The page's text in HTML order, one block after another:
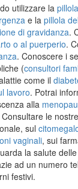
utilizzare la
e la pillola
di gravidanza.
o al puerperio.
. Conoscere i
(consultori
come il
lavoro. Potrai
alla
le
sul
vaginali, sui
la salute
ad un numero
festivi.